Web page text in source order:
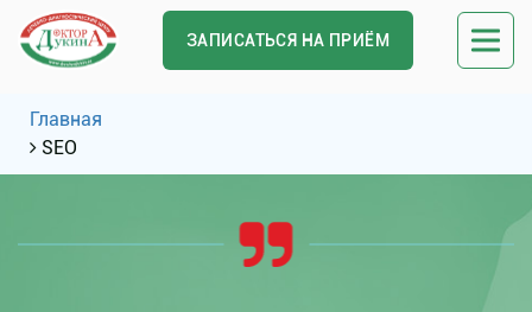
ЗАПИСАТЬСЯ НА ПРИЁМ
Главная
SEO